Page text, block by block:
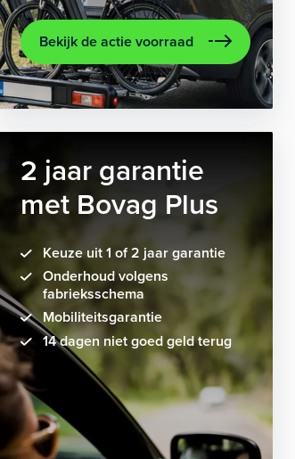
Bekijk de actie voorraad
dodehoek detectie
elektrisch
Apple Carplay/Android Auto
audio
2 jaar garantie
met Bovag Plus
Keuze uit 1 of 2 jaar garantie
Onderhoud volgens
fabrieksschema
Mobiliteitsgarantie
14 dagen niet goed geld terug